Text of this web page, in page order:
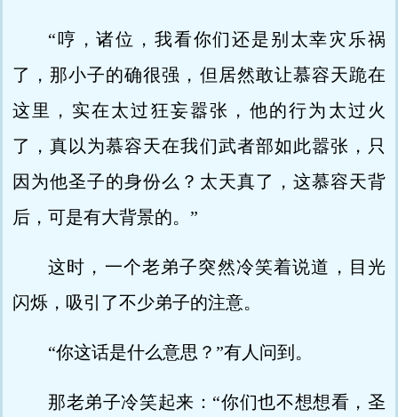
“哼，诸位，我看你们还是别太幸灾乐祸
了，那小子的确很强，但居然敢让慕容天跪在
这里，实在太过狂妄嚣张，他的行为太过火
了，真以为慕容天在我们武者部如此嚣张，只
因为他圣子的身份么？太天真了，这慕容天背
后，可是有大背景的。”
这时，一个老弟子突然冷笑着说道，目光
闪烁，吸引了不少弟子的注意。
“你这话是什么意思？”有人问到。
那老弟子冷笑起来：“你们也不想想看，圣